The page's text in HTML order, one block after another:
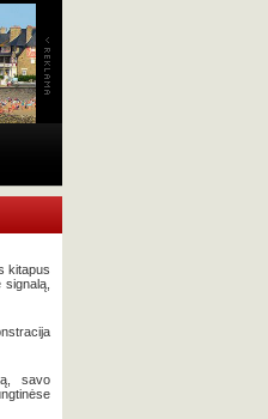
kitapus
savo